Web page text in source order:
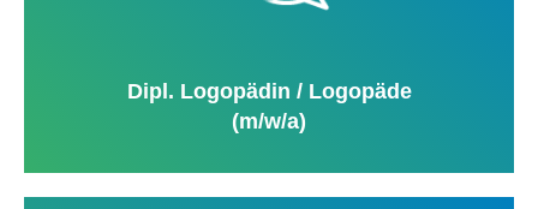
Dipl. Logopädin / Logopäde
(m/w/a)